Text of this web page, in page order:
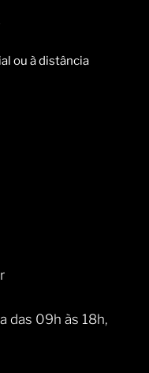
ou à distância
das 09h às 18h,